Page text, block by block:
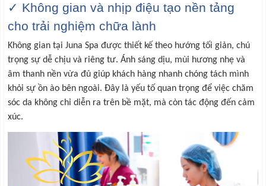
✓ Không gian và nhịp điệu tạo nền tảng
cho trải nghiệm chữa lành
Không gian tại Juna Spa được thiết kế theo hướng tối giản, chú
trọng sự dễ chịu và riêng tư. Ánh sáng dịu, mùi hương nhẹ và
âm thanh nền vừa đủ giúp khách hàng nhanh chóng tách mình
khỏi sự ồn ào bên ngoài. Đây là yếu tố quan trọng để việc chăm
sóc da không chỉ diễn ra trên bề mặt, mà còn tác động đến cảm
xúc.